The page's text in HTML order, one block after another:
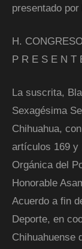
presentado
H.
P R E S E N T
La suscrita,
Sexagésima
Chihuahua,
artículos 169 y
Orgánica del
Honorable
Acuerdo a fin
Deporte, en
Chihuahuense